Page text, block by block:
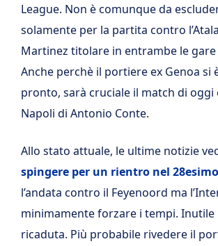
League. Non è comunque da
solamente per la partita contro
Martinez titolare in entrambe le
Anche perchè il portiere ex Genoa si
pronto, sarà cruciale il match di oggi
Napoli di Antonio Conte.
Allo stato attuale, le ultime notizie
spingere per un rientro nel
l’andata contro il Feyenoord ma
minimamente forzare i tempi. Inutile
ricaduta. Più probabile rivedere il